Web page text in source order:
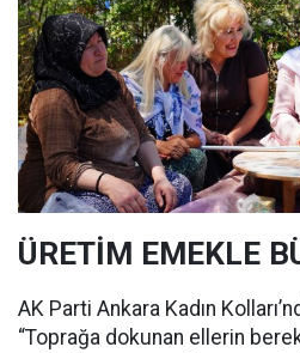
ÜRETİM EMEKLE
AK Parti Ankara Kadın
“Toprağa dokunan ellerin